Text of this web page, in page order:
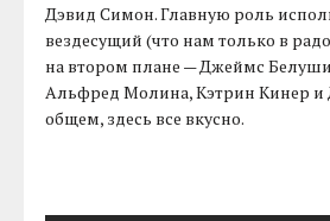
Дэвид Симон. Главную роль
вездесущий (что нам только в
на втором плане — Джеймс
Альфред Молина, Кэтрин Кинер и
общем, здесь все вкусно.